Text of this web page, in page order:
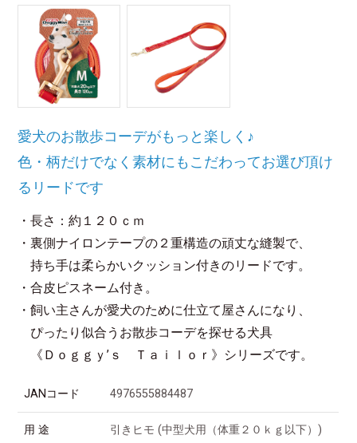
愛犬のお散歩コーデがもっと楽しく♪
色・柄だけでなく素材にもこだわってお選び頂け
るリードです
・長さ：約１２０ｃｍ
・裏側ナイロンテープの２重構造の頑丈な縫製で、
持ち手は柔らかいクッション付きのリードです。
・合皮ピスネーム付き。
・飼い主さんが愛犬のために仕立て屋さんになり、
ぴったり似合うお散歩コーデを探せる犬具
《Ｄｏｇｇｙ’ｓ Ｔａｉｌｏｒ》シリーズです。
JANコード 4976555884487
用 途 引きヒモ (中型犬用（体重２０ｋｇ以下）)